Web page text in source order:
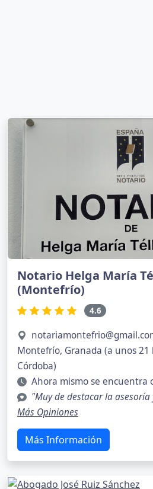
Notario Helga María
(Montefrío)
4.6
Montefrío, Granada (a unos 21
Córdoba)
Ahora mismo se encuentra
"Muy de destacar la
Más Opiniones
Más Información